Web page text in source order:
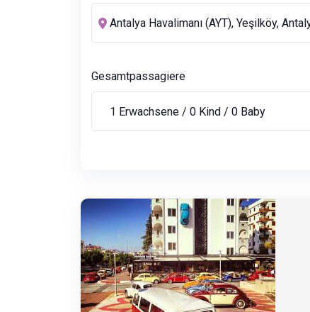
Gesamtpassagiere